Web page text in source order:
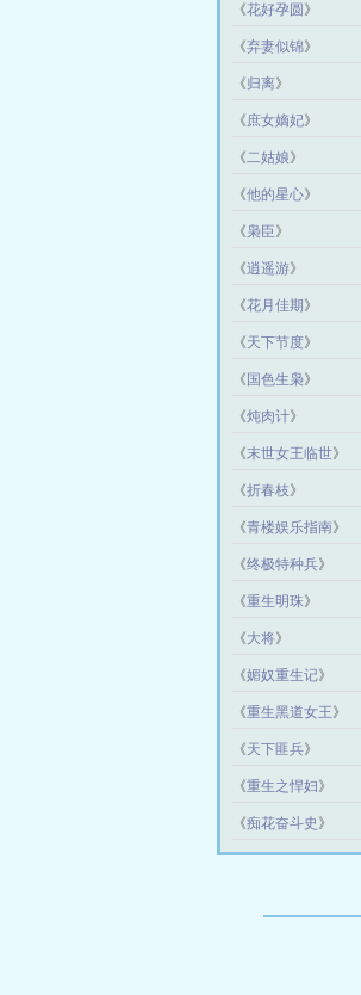
《花好孕圆 》
《弃妻似锦》
《归离》
《庶女嫡妃》
《二姑娘》
《他的星心》
《枭臣》
《逍遥游》
《花月佳期 》
《天下节度》
《 国色生枭》
《炖肉计》
《末世女王临世》
《折春枝》
《青楼娱乐指南》
《终极特种兵》
《重生明珠》
《大将》
《媚奴重生记》
《重生黑道女王》
《天下匪兵》
《重生之悍妇》
《痴花奋斗史 》